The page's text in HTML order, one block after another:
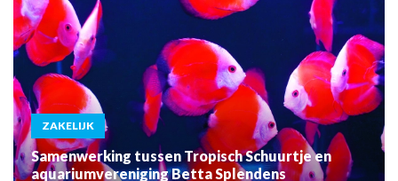
ZAKELIJK
Samenwerking tussen Tropisch Schuurtje en
aquariumvereniging Betta Splendens